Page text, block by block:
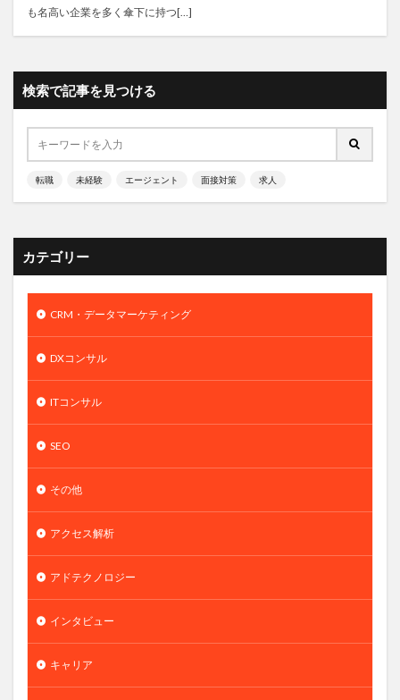
も名高い企業を多く傘下に持つ[…]
検索で記事を見つける
転職 未経験 エージェント 面接対策 求人
カテゴリー
CRM・データマーケティング
DXコンサル
ITコンサル
SEO
その他
アクセス解析
アドテクノロジー
インタビュー
キャリア